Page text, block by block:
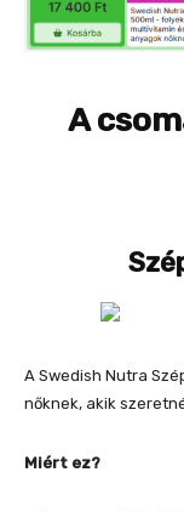
A
A Swedish Nutra
nőknek, akik
Miért ez?